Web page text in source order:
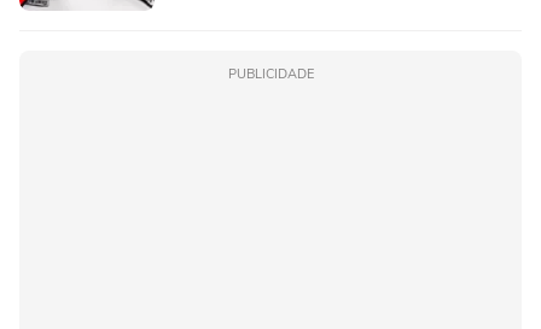
PUBLICIDADE